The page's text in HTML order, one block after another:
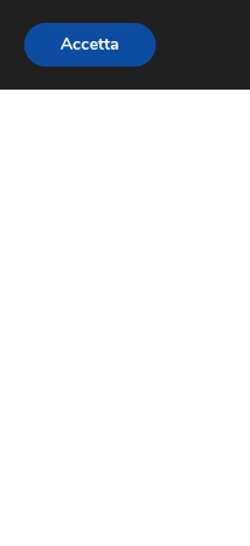
TRAILER GIOCHI
Accetta